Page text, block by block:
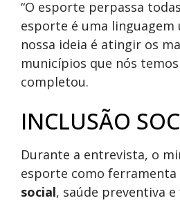
“O esporte perpassa
esporte é uma linguagem
nossa ideia é atingir os
municípios que nós temos
completou.
INCLUSÃO
Durante a entrevista, o
esporte como ferramenta
social, saúde preventiva